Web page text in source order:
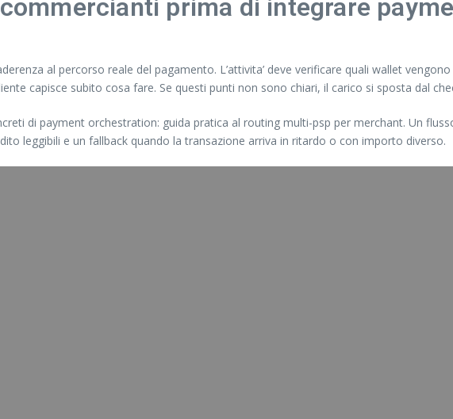
prima di integrare
al percorso reale del pagamento. L’attivita’ deve verificare quali wallet
capisce subito cosa fare. Se questi punti non sono chiari, il carico si sposta dal
di payment orchestration: guida pratica al routing multi-psp per merchant. Un
leggibili e un fallback quando la transazione arriva in ritardo o con importo diverso.